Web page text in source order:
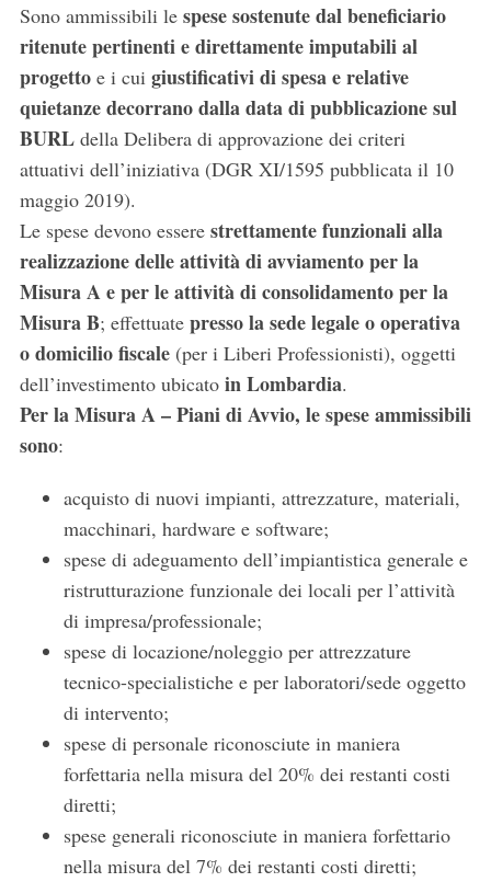
Sono ammissibili le spese sostenute dal beneficiario
ritenute pertinenti e direttamente imputabili al
progettoe i cui giustificativi di spesa e relative
quietanze decorrano dalla data di pubblicazione sul
BURLdella Delibera di approvazione dei criteri
attuativi dell’iniziativa (DGR XI/1595 pubblicata il 10
maggio 2019).
Le spese devono essere strettamente funzionali alla
realizzazione delle attività di avviamento per la
Misura A e per le attività di consolidamento per la
Misura B; effettuate presso la sede legale o operativa
o domicilio fiscale(per i Liberi Professionisti), oggetti
dell’investimento ubicato in Lombardia.
Per la Misura A – Piani di Avvio, le spese ammissibili
sono:
acquisto di nuovi impianti, attrezzature, materiali,
macchinari, hardware e software;
spese di adeguamento dell’impiantistica generale e
ristrutturazione funzionale dei locali per l’attività
di impresa/professionale;
spese di locazione/noleggio per attrezzature
tecnico-specialistiche e per laboratori/sede oggetto
di intervento;
spese di personale riconosciute in maniera
forfettaria nella misura del 20% dei restanti costi
diretti;
spese generali riconosciute in maniera forfettario
nella misura del 7% dei restanti costi diretti;